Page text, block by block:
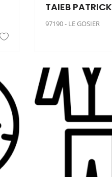
TAIEB PATRICK
97190 - LE GOSIER